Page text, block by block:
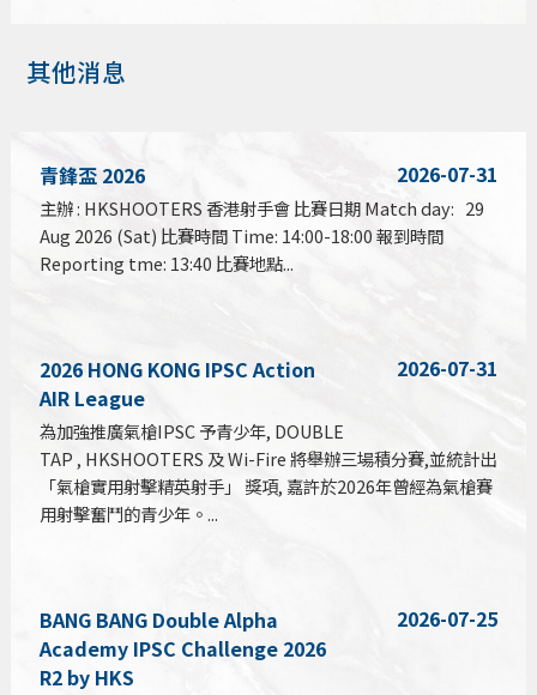
其他消息
青鋒盃 2026 2026-07-31
主辦 : HKSHOOTERS 香港射手會 比賽日期 Match day: 29
Aug 2026 (Sat) 比賽時間 Time: 14:00-18:00 報到時間
Reporting tme: 13:40 比賽地點...
2026 HONG KONG IPSC Action
AIR League
2026-07-31
為加強推廣氣槍IPSC 予青少年, DOUBLE
TAP , HKSHOOTERS 及 Wi-Fire 將舉辦三場積分賽,並統計出
「氣槍實用射擊精英射手」 獎項, 嘉許於2026年曾經為氣槍賽
用射擊奮鬥的青少年。...
BANG BANG Double Alpha
Academy IPSC Challenge 2026
R2 by HKS
2026-07-25